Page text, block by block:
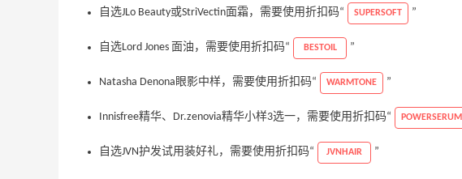
自选JLo Beauty或StriVectin面霜，需要使用折扣码“ SUPERSOFT ”
自选Lord Jones 面油，需要使用折扣码“ BESTOIL ”
Natasha Denona眼影中样，需要使用折扣码“ WARMTONE ”
Innisfree精华、Dr.zenovia精华小样3选一，需要使用折扣码“ POWERSERUM
自选JVN护发试用装好礼，需要使用折扣码“ JVNHAIR ”